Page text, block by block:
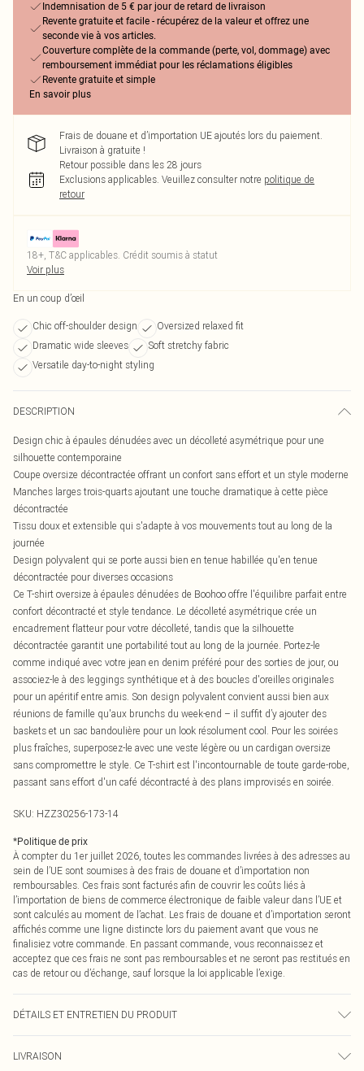
Indemnisation de 5 € par jour de retard de livraison
Revente gratuite et facile - récupérez de la valeur et offrez une
seconde vie à vos articles.
Couverture complète de la commande (perte, vol, dommage) avec
remboursement immédiat pour les réclamations éligibles
Revente gratuite et simple
En savoir plus
Frais de douane et d’importation UE ajoutés lors du paiement.
Livraison à gratuite !
Retour possible dans les 28 jours
Exclusions applicables. Veuillez consulter notre politique de
retour
18+, T&C applicables. Crédit soumis à statut
Voir plus
En un coup d’œil
Chic off-shoulder design
Oversized relaxed fit
Dramatic wide sleeves
Soft stretchy fabric
Versatile day-to-night styling
DESCRIPTION
Design chic à épaules dénudées avec un décolleté asymétrique pour une
silhouette contemporaine
Coupe oversize décontractée offrant un confort sans effort et un style moderne
Manches larges trois-quarts ajoutant une touche dramatique à cette pièce
décontractée
Tissu doux et extensible qui s'adapte à vos mouvements tout au long de la
journée
Design polyvalent qui se porte aussi bien en tenue habillée qu'en tenue
décontractée pour diverses occasions
Ce T-shirt oversize à épaules dénudées de Boohoo offre l'équilibre parfait entre
confort décontracté et style tendance. Le décolleté asymétrique crée un
encadrement flatteur pour votre décolleté, tandis que la silhouette
décontractée garantit une portabilité tout au long de la journée. Portez-le
comme indiqué avec votre jean en denim préféré pour des sorties de jour, ou
associez-le à des leggings synthétique et à des boucles d'oreilles originales
pour un apéritif entre amis. Son design polyvalent convient aussi bien aux
réunions de famille qu'aux brunchs du week-end – il suffit d’y ajouter des
baskets et un sac bandoulière pour un look résolument cool. Pour les soirées
plus fraîches, superposez-le avec une veste légère ou un cardigan oversize
sans compromettre le style. Ce T-shirt est l'incontournable de toute garde-robe,
passant sans effort d'un café décontracté à des plans improvisés en soirée.
SKU: HZZ30256-173-14
*Politique de prix
À compter du 1er juillet 2026, toutes les commandes livrées à des adresses au
sein de l’UE sont soumises à des frais de douane et d’importation non
remboursables. Ces frais sont facturés afin de couvrir les coûts liés à
l’importation de biens de commerce électronique de faible valeur dans l’UE et
sont calculés au moment de l’achat. Les frais de douane et d’importation seront
affichés comme une ligne distincte lors du paiement avant que vous ne
finalisiez votre commande. En passant commande, vous reconnaissez et
acceptez que ces frais ne sont pas remboursables et ne seront pas restitués en
cas de retour ou d’échange, sauf lorsque la loi applicable l’exige.
DÉTAILS ET ENTRETIEN DU PRODUIT
LIVRAISON